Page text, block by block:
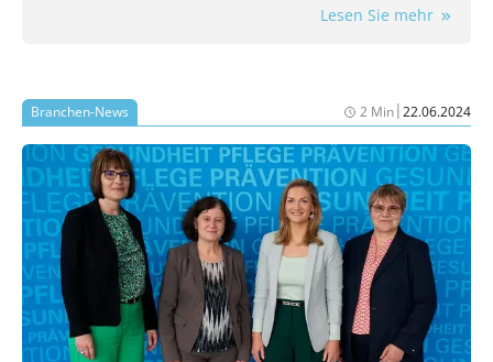
Lesen Sie mehr
Branchen-News 2 Min|22.06.2024